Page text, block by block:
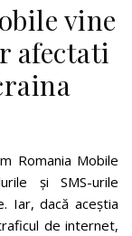
vine
afectati
Romania Mobile
și SMS-urile
Iar, dacă aceștia
de internet,